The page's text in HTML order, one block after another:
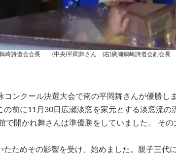
鶴崎詩道会会長 (中央)平岡舞さん (右)廣瀬鶴崎詩道会副会長
ンクール決選大会で南の平岡舞さんが優勝し
前に11月30日広瀬淡窓を家元とする淡窓流
開かれ舞さんは準優勝をしていました。 そ
ためその影響を受け、始めました。親子三代